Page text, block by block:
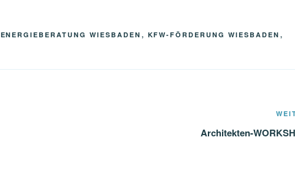
ENERGIEBERATUNG WIESBADEN , KFW-FÖRDERUNG WIESBADEN ,
Architekten-